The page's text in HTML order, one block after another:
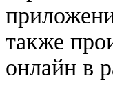
также
онлайн в